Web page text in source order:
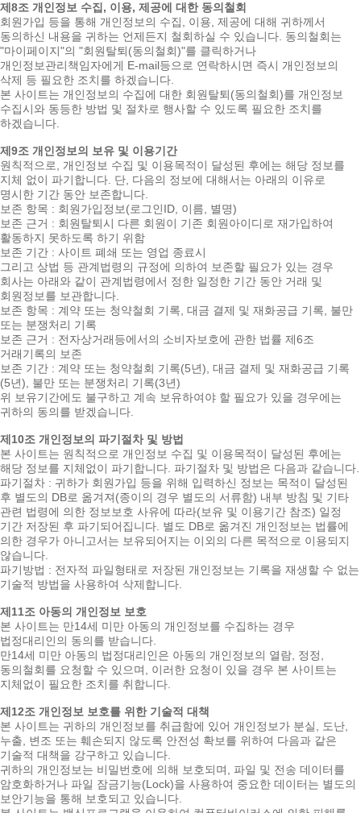
제8조 개인정보 수집, 이용, 제공에 대한 동의철회
회원가입 등을 통해 개인정보의 수집, 이용, 제공에 대해 귀하께서
동의하신 내용을 귀하는 언제든지 철회하실 수 있습니다. 동의철회는
"마이페이지"의 "회원탈퇴(동의철회)"를 클릭하거나
개인정보관리책임자에게 E-mail등으로 연락하시면 즉시 개인정보의
삭제 등 필요한 조치를 하겠습니다.
본 사이트는 개인정보의 수집에 대한 회원탈퇴(동의철회)를 개인정보
수집시와 동등한 방법 및 절차로 행사할 수 있도록 필요한 조치를
하겠습니다.
제9조 개인정보의 보유 및 이용기간
원칙적으로, 개인정보 수집 및 이용목적이 달성된 후에는 해당 정보를
지체 없이 파기합니다. 단, 다음의 정보에 대해서는 아래의 이유로
명시한 기간 동안 보존합니다.
보존 항목 : 회원가입정보(로그인ID, 이름, 별명)
보존 근거 : 회원탈퇴시 다른 회원이 기존 회원아이디로 재가입하여
활동하지 못하도록 하기 위함
보존 기간 : 사이트 폐쇄 또는 영업 종료시
그리고 상법 등 관계법령의 규정에 의하여 보존할 필요가 있는 경우
회사는 아래와 같이 관계법령에서 정한 일정한 기간 동안 거래 및
회원정보를 보관합니다.
보존 항목 : 계약 또는 청약철회 기록, 대금 결제 및 재화공급 기록, 불만
또는 분쟁처리 기록
보존 근거 : 전자상거래등에서의 소비자보호에 관한 법률 제6조
거래기록의 보존
보존 기간 : 계약 또는 청약철회 기록(5년), 대금 결제 및 재화공급 기록
(5년), 불만 또는 분쟁처리 기록(3년)
위 보유기간에도 불구하고 계속 보유하여야 할 필요가 있을 경우에는
귀하의 동의를 받겠습니다.
제10조 개인정보의 파기절차 및 방법
본 사이트는 원칙적으로 개인정보 수집 및 이용목적이 달성된 후에는
해당 정보를 지체없이 파기합니다. 파기절차 및 방법은 다음과 같습니다.
파기절차 : 귀하가 회원가입 등을 위해 입력하신 정보는 목적이 달성된
후 별도의 DB로 옮겨져(종이의 경우 별도의 서류함) 내부 방침 및 기타
관련 법령에 의한 정보보호 사유에 따라(보유 및 이용기간 참조) 일정
기간 저장된 후 파기되어집니다. 별도 DB로 옮겨진 개인정보는 법률에
의한 경우가 아니고서는 보유되어지는 이외의 다른 목적으로 이용되지
않습니다.
파기방법 : 전자적 파일형태로 저장된 개인정보는 기록을 재생할 수 없는
기술적 방법을 사용하여 삭제합니다.
제11조 아동의 개인정보 보호
본 사이트는 만14세 미만 아동의 개인정보를 수집하는 경우
법정대리인의 동의를 받습니다.
만14세 미만 아동의 법정대리인은 아동의 개인정보의 열람, 정정,
동의철회를 요청할 수 있으며, 이러한 요청이 있을 경우 본 사이트는
지체없이 필요한 조치를 취합니다.
제12조 개인정보 보호를 위한 기술적 대책
본 사이트는 귀하의 개인정보를 취급함에 있어 개인정보가 분실, 도난,
누출, 변조 또는 훼손되지 않도록 안전성 확보를 위하여 다음과 같은
기술적 대책을 강구하고 있습니다.
귀하의 개인정보는 비밀번호에 의해 보호되며, 파일 및 전송 데이터를
암호화하거나 파일 잠금기능(Lock)을 사용하여 중요한 데이터는 별도의
보안기능을 통해 보호되고 있습니다.